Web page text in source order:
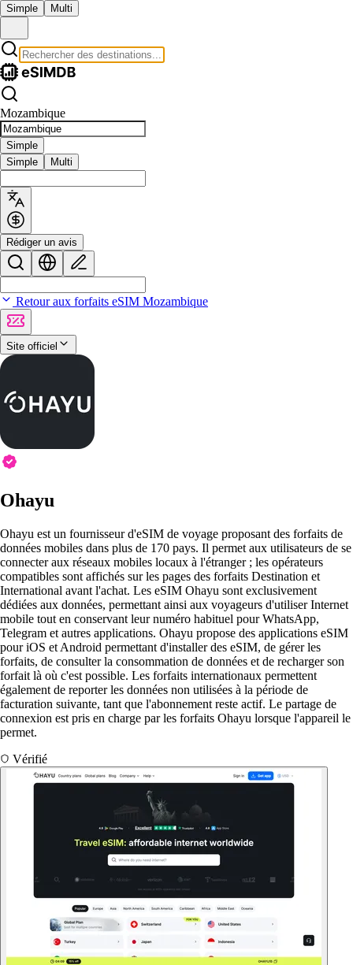
Simple Multi
Mozambique
Simple
Simple
Multi
Rédiger un avis
Retour aux forfaits eSIM Mozambique
Site officiel
Ohayu
Ohayu est un fournisseur d'eSIM de voyage proposant des forfaits de
données mobiles dans plus de 170 pays. Il permet aux utilisateurs de se
connecter aux réseaux mobiles locaux à l'étranger ; les opérateurs
compatibles sont affichés sur les pages des forfaits Destination et
International avant l'achat. Les eSIM Ohayu sont exclusivement
dédiées aux données, permettant ainsi aux voyageurs d'utiliser Internet
mobile tout en conservant leur numéro habituel pour WhatsApp,
Telegram et autres applications. Ohayu propose des applications eSIM
pour iOS et Android permettant d'installer des eSIM, de gérer les
forfaits, de consulter la consommation de données et de recharger son
forfait là où c'est possible. Les forfaits internationaux permettent
également de reporter les données non utilisées à la période de
facturation suivante, tant que l'abonnement reste actif. Le partage de
connexion est pris en charge par les forfaits Ohayu lorsque l'appareil le
permet.
Vérifié